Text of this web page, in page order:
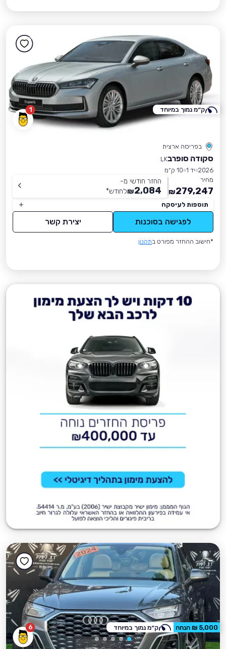
1
בפריסה ארצית
סקודה סופרבLK
2026 יד 1
10 ק״מ
מחיר
279,247
₪
החזר חודשי מ-
2,084
₪לחודש*
תוספות לעיסקה
לפגישה בסוכנות יצירת קשר
*חישוב ההחזר מפורט בתקנון
ק״מ נמוך במיוחד
6 5,000 ₪ הנחה ק״מ נמוך במיוחד